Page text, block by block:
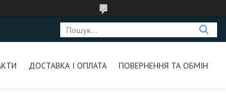
ДОСТАВКА І ОПЛАТА ПОВЕРНЕННЯ ТА ОБМІН